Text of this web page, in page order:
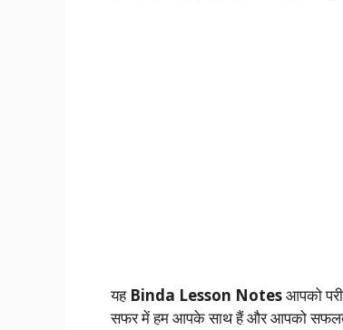
यह Binda Lesson Notesआपको
सफर में हम आपके साथ हैं और आपको